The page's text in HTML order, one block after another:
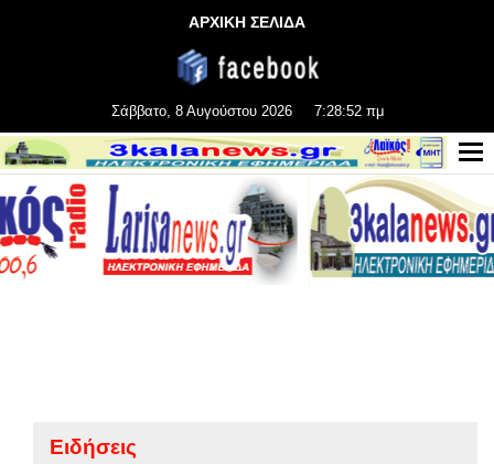
ΑΡΧΙΚΗ ΣΕΛΙΔΑ
Σάββατο, 8 Αυγούστου 2026 7:28:52 πμ
Ειδήσεις